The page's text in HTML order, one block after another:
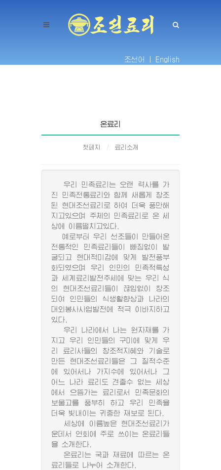
조선어 | English
온료리
첫페지 료리소개
우리 민족료리는 오랜 력사를 가
진 민족전통료리와 함께 새롭게 창조
된 현대조선료리로 하여 더욱 풍만해
지고있으며 주체의 민족료리로 온 세
상에 이름떨치고있다.
예로부터 우리 선조들이 만들어온
전통적인 민족료리들이 빠짐없이 발
굴되고 현대적미감에 맞게 발전풍부
화되였으며 우리 인민의 민족적특성
과 세계료리발전추세에 맞는 우리 식
의 현대조선료리들이 끊임없이 창조
되여 인민들의 식생활향상과 나라의
대외봉사사업발전에 적극 이바지하고
있다.
우리 나라에서 나는 원자재를 가
지고 우리 인민들의 구미에 맞게 우
리 료리사들의 창조적지혜와 기술로
만든 현대조선료리들은 그 질적수준
에 있어서나 가지수에 있어서나 그
어느 나라 료리도 견줄수 없는 세상
에서 으뜸가는 료리로서 민족문화의
보물고를 풍부히 하고 우리 민족을
더욱 빛내이는 귀중한 재보로 된다.
세상에 이름높은 현대조선료리가
운데서 연회에 주로 쓰이는 온료리들
을 소개한다.
온료리는 국과 재료에 따르는 온
료리들로 나누어 소개한다.